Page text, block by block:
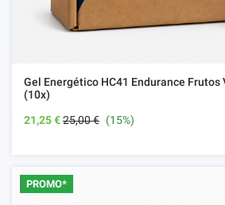
Gel Energético HC41 Endurance Frutos
(10x)
21,25 €25,00 € (15%)
PROMO*